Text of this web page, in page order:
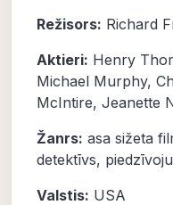
Režisors: Richard
Aktieri: Henry
Michael Murphy,
McIntire, Jeanette
Žanrs: asa sižeta
detektīvs,
Valstis: USA